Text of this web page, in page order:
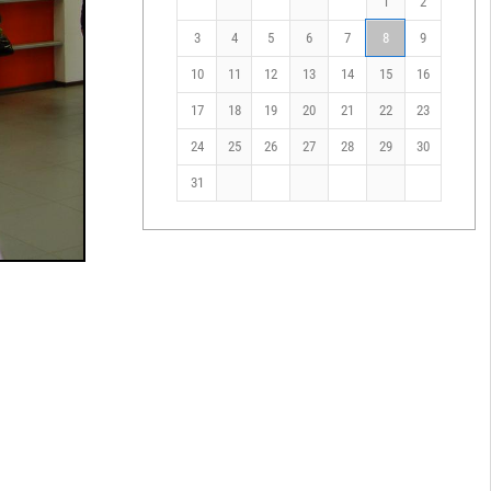
3 4 5 6 7 8 9
10 11 12 13 14 15 16
17 18 19 20 21 22 23
24 25 26 27 28 29 30
31